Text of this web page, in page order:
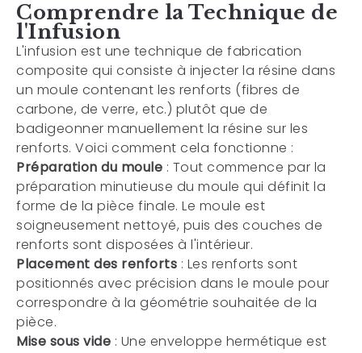
Comprendre la Technique de
l'Infusion
L'infusion est une technique de fabrication
composite qui consiste à injecter la résine dans
un moule contenant les renforts (fibres de
carbone, de verre, etc.) plutôt que de
badigeonner manuellement la résine sur les
renforts. Voici comment cela fonctionne :
Préparation du moule : Tout commence par la
préparation minutieuse du moule qui définit la
forme de la pièce finale. Le moule est
soigneusement nettoyé, puis des couches de
renforts sont disposées à l'intérieur.
Placement des renforts : Les renforts sont
positionnés avec précision dans le moule pour
correspondre à la géométrie souhaitée de la
pièce.
Mise sous vide : Une enveloppe hermétique est